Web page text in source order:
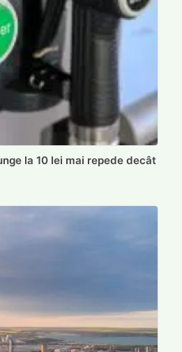
la 10 lei mai repede decât